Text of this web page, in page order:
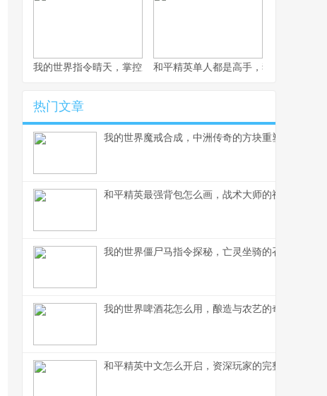
我的世界指令晴天，掌控虚拟天象的奥秘和平精英单人都是高手，独狼起舞的生
热门文章
我的世界魔戒合成，中洲传奇的方块重塑
和平精英最强背包怎么画，战术大师的视觉作战指
我的世界僵尸马指令探秘，亡灵坐骑的召唤艺术
我的世界啤酒花怎么用，酿造与农艺的奇妙结合副
和平精英中文怎么开启，资深玩家的完整设置指南